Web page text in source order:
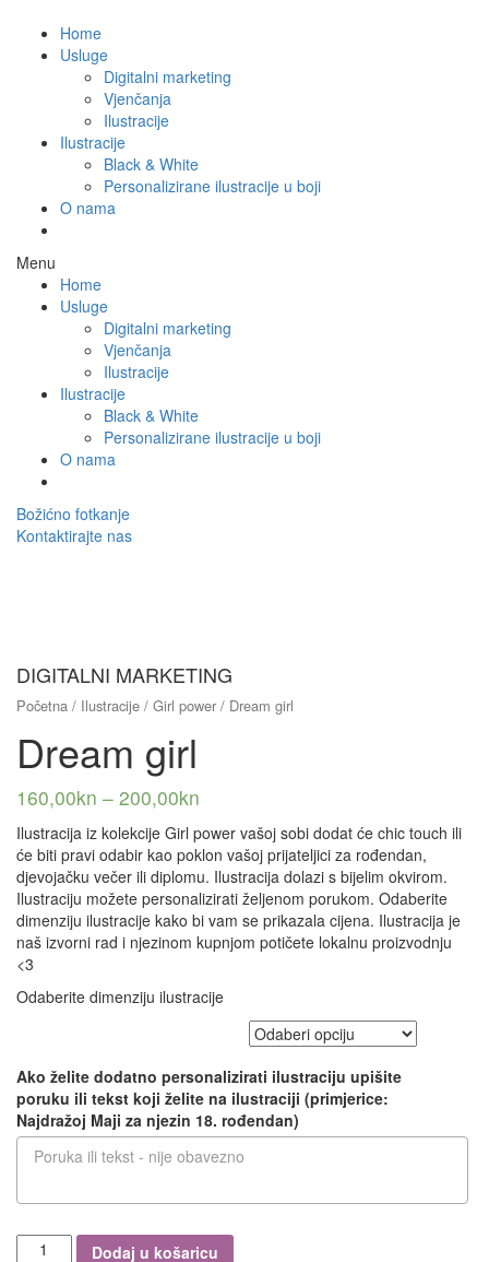
Home
Usluge
Digitalni marketing
Vjenčanja
Ilustracije
Ilustracije
Black & White
Personalizirane ilustracije u boji
O nama
Menu
Home
Usluge
Digitalni marketing
Vjenčanja
Ilustracije
Ilustracije
Black & White
Personalizirane ilustracije u boji
O nama
Božićno fotkanje
Kontaktirajte nas
DIGITALNI MARKETING
Početna / Ilustracije / Girl power / Dream girl
Dream girl
160,00kn – 200,00kn
Ilustracija iz kolekcije Girl power vašoj sobi dodat će chic touch ili
će biti pravi odabir kao poklon vašoj prijateljici za rođendan,
djevojačku večer ili diplomu. Ilustracija dolazi s bijelim okvirom.
Ilustraciju možete personalizirati željenom porukom. Odaberite
dimenziju ilustracije kako bi vam se prikazala cijena. Ilustracija je
naš izvorni rad i njezinom kupnjom potičete lokalnu proizvodnju
<3
Odaberite dimenziju ilustracije
Ako želite dodatno personalizirati ilustraciju upišite
poruku ili tekst koji želite na ilustraciji (primjerice:
Najdražoj Maji za njezin 18. rođendan)
Dream
Dodaj u košaricu